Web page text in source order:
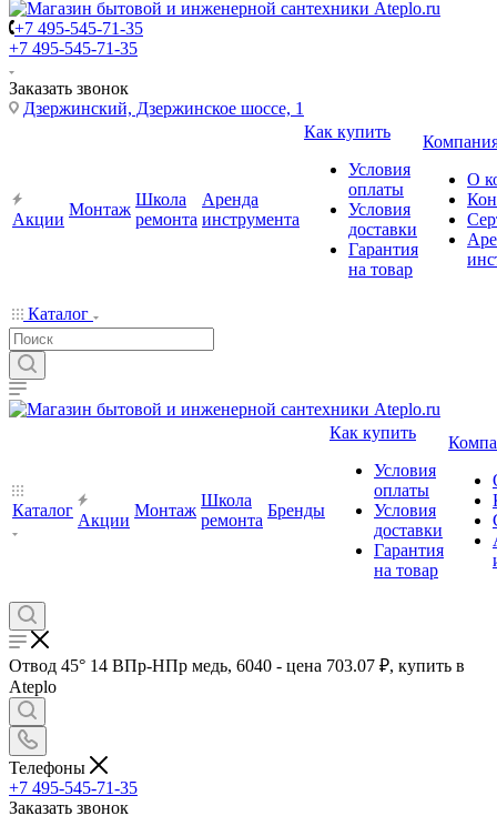
+7 495-545-71-35
+7 495-545-71-35
Заказать звонок
Дзержинский, Дзержинское шоссе, 1
Акции
Монтаж
Школа
ремонта
Аренда
инструмента
Как купить
Условия
оплаты
Условия
доставки
Гарантия
на товар
О
Каталог
Каталог
Акции
Монтаж
Школа
ремонта
Бренды
Как купить
Условия
оплаты
Условия
доставки
Гарантия
на товар
Отвод 45° 14 ВПр-HПр медь, 6040 - цена 703.07 ₽, купить в
Ateplo
Телефоны
+7 495-545-71-35
Заказать звонок